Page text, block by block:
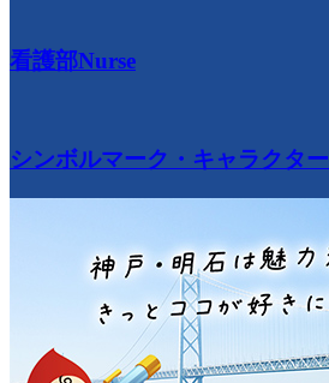
看護部Nurse
シンボルマーク・キャラクター